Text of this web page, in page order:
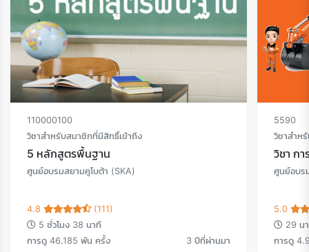
110000100
วิชาสำหรับสมาชิกที่มีสิทธิ์เข้าถึง
5 หลักสูตรพื้นฐาน
ศูนย์อบรมสยามคูโบต้า (SKA)
4.8
(111)
5 ชั่วโมง 38 นาที
การดู 46.185 พัน ครั้ง
3 ปีที่ผ่านมา
5590
วิชาสำห
วิชา ก
ศูนย์อบร
5.0
29 น
การดู